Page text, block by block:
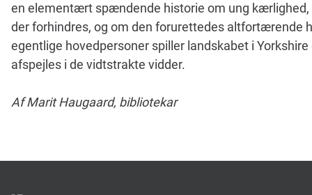
en elementært spændende historie om ung
der forhindres, og om den forurettedes altfortærende
egentlige hovedpersoner spiller landskabet i
afspejles i de vidtstrakte vidder.
Af Marit Haugaard, bibliotekar